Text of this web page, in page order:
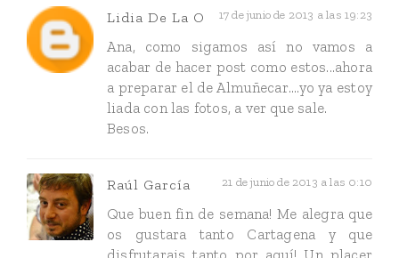
Lidia De La O 17 de junio de 2013 a las 19:23
Ana, como sigamos así no vamos a
acabar de hacer post como estos...ahora
a preparar el de Almuñecar....yo ya estoy
liada con las fotos, a ver que sale.
Besos.
Raúl García 21 de junio de 2013 a las 0:10
Que buen fin de semana! Me alegra que
os gustara tanto Cartagena y que
disfrutarais tanto por aquí! Un placer